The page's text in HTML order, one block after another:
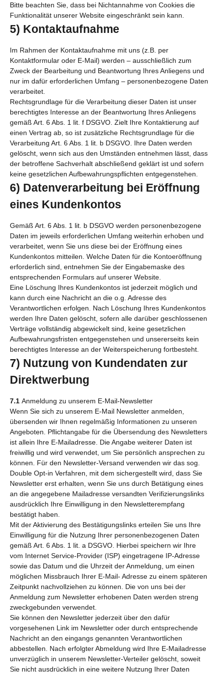
Bitte beachten Sie, dass bei Nichtannahme von Cookies die
Funktionalität unserer Website eingeschränkt sein kann.
5) Kontaktaufnahme
Im Rahmen der Kontaktaufnahme mit uns (z.B. per
Kontaktformular oder E-Mail) werden – ausschließlich zum
Zweck der Bearbeitung und Beantwortung Ihres Anliegens und
nur im dafür erforderlichen Umfang – personenbezogene Daten
verarbeitet.
Rechtsgrundlage für die Verarbeitung dieser Daten ist unser
berechtigtes Interesse an der Beantwortung Ihres Anliegens
gemäß Art. 6 Abs. 1 lit. f DSGVO. Zielt Ihre Kontaktierung auf
einen Vertrag ab, so ist zusätzliche Rechtsgrundlage für die
Verarbeitung Art. 6 Abs. 1 lit. b DSGVO. Ihre Daten werden
gelöscht, wenn sich aus den Umständen entnehmen lässt, dass
der betroffene Sachverhalt abschließend geklärt ist und sofern
keine gesetzlichen Aufbewahrungspflichten entgegenstehen.
6) Datenverarbeitung bei Eröffnung
eines Kundenkontos
Gemäß Art. 6 Abs. 1 lit. b DSGVO werden personenbezogene
Daten im jeweils erforderlichen Umfang weiterhin erhoben und
verarbeitet, wenn Sie uns diese bei der Eröffnung eines
Kundenkontos mitteilen. Welche Daten für die Kontoeröffnung
erforderlich sind, entnehmen Sie der Eingabemaske des
entsprechenden Formulars auf unserer Website.
Eine Löschung Ihres Kundenkontos ist jederzeit möglich und
kann durch eine Nachricht an die o.g. Adresse des
Verantwortlichen erfolgen. Nach Löschung Ihres Kundenkontos
werden Ihre Daten gelöscht, sofern alle darüber geschlossenen
Verträge vollständig abgewickelt sind, keine gesetzlichen
Aufbewahrungsfristen entgegenstehen und unsererseits kein
berechtigtes Interesse an der Weiterspeicherung fortbesteht.
7) Nutzung von Kundendaten zur
Direktwerbung
7.1 Anmeldung zu unserem E-Mail-Newsletter
Wenn Sie sich zu unserem E-Mail Newsletter anmelden,
übersenden wir Ihnen regelmäßig Informationen zu unseren
Angeboten. Pflichtangabe für die Übersendung des Newsletters
ist allein Ihre E-Mailadresse. Die Angabe weiterer Daten ist
freiwillig und wird verwendet, um Sie persönlich ansprechen zu
können. Für den Newsletter-Versand verwenden wir das sog.
Double Opt-in Verfahren, mit dem sichergestellt wird, dass Sie
Newsletter erst erhalten, wenn Sie uns durch Betätigung eines
an die angegebene Mailadresse versandten Verifizierungslinks
ausdrücklich Ihre Einwilligung in den Newsletterempfang
bestätigt haben.
Mit der Aktivierung des Bestätigungslinks erteilen Sie uns Ihre
Einwilligung für die Nutzung Ihrer personenbezogenen Daten
gemäß Art. 6 Abs. 1 lit. a DSGVO. Hierbei speichern wir Ihre
vom Internet Service-Provider (ISP) eingetragene IP-Adresse
sowie das Datum und die Uhrzeit der Anmeldung, um einen
möglichen Missbrauch Ihrer E-Mail- Adresse zu einem späteren
Zeitpunkt nachvollziehen zu können. Die von uns bei der
Anmeldung zum Newsletter erhobenen Daten werden streng
zweckgebunden verwendet.
Sie können den Newsletter jederzeit über den dafür
vorgesehenen Link im Newsletter oder durch entsprechende
Nachricht an den eingangs genannten Verantwortlichen
abbestellen. Nach erfolgter Abmeldung wird Ihre E-Mailadresse
unverzüglich in unserem Newsletter-Verteiler gelöscht, soweit
Sie nicht ausdrücklich in eine weitere Nutzung Ihrer Daten